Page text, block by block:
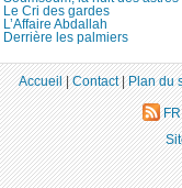
Le Cri des gardes
L’Affaire Abdallah
Derrière les palmiers
Accueil|Contact|Plan du